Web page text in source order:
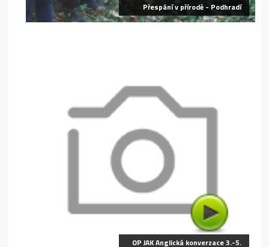
Přespání v přírodě - Podhradí
OP JAK Anglická konverzace 3.-5.